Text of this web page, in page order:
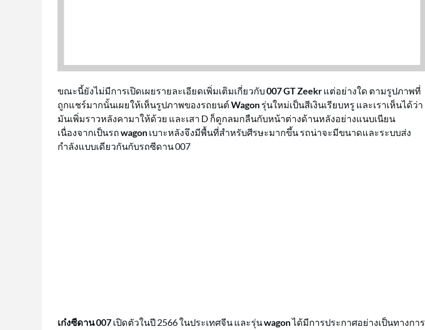
ขณะนี้ยังไม่มีการเปิดเผยรายละเอียดเพิ่มเติมเกี่ยวกับ007 GT Zeekrแต่อย่างใด ตามรูปภาพที่
ถูกแชร์มากนั้นเผยให้เห็นรูปภาพของรถยนต์Wagonรุ่นใหม่เป็นสีเงินเรียบหรู และเราเห็นได้ว่า
มันเพิ่มราวหลังคามาให้ด้วย และเสา D ก็ดูกลมกลืนกับหน้าต่างด้านหลังอย่างแนบเนียน
เนื่องจากเป็นรถwagonเบาะหลังจึงมีพื้นที่สำหรับศีรษะมากขึ้น รถน่าจะมีขนาดและระบบส่ง
กำลังแบบเดียวกันกับรถซีดาน 007
เก๋งซีดาน 007เปิดตัวในปี 2566 ในประเทศจีน และรุ่นwagonได้มีการประกาศอย่างเป็นทางการ